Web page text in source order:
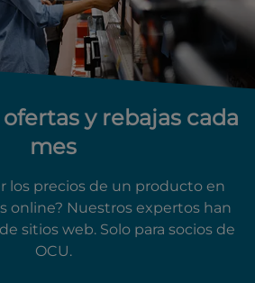
y rebajas cada
mes
los precios de un producto en
online? Nuestros expertos han
sitios web. Solo para socios de
OCU.